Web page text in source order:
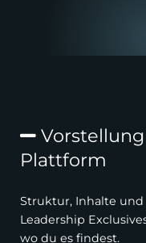
Plattform
Struktur, Inhalte und
Leadership
wo du es findest.